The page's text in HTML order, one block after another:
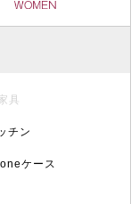
具
チン
ケース